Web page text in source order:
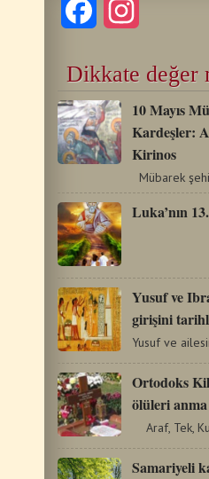
Facebook
Dikkate değer
10 Mayıs
Kardeşler:
Kirinos
Luka’nın
Yusuf ve
girişini
Ortodoks
ölüleri
Samariyeli